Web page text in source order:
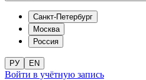
Санкт-Петербург
Москва
Россия
РУ EN
Войти в учётную запись